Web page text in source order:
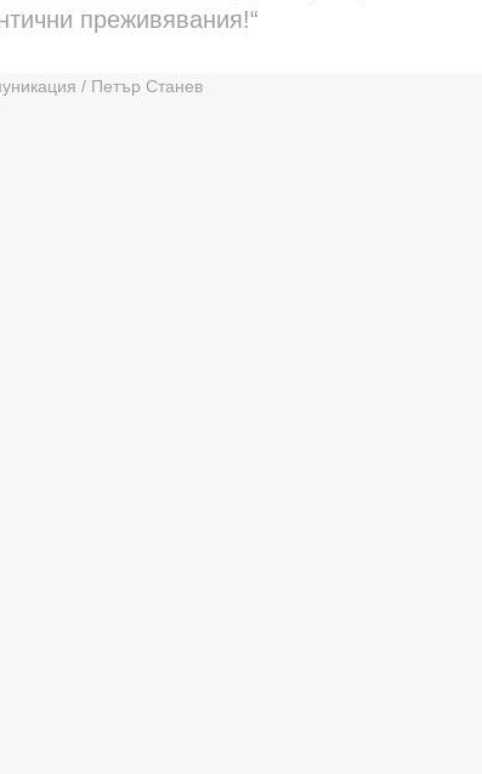
преживявания!“